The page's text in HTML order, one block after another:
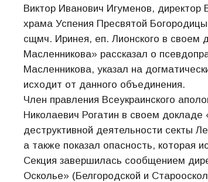
Виктор Иванович Игуменов,
храма Успения Пресвятой
сщмч. Иринея, еп. Лионского в своем
Масленникова» рассказал о
Масленникова, указал на
исходит от данного объединения.
Член правления Всеукраинского
Николаевич Рогатин в своем
деструктивной деятельности секты
а также показал опасность, которая
Секция завершилась сообщением
Осколье» (Белгородской и